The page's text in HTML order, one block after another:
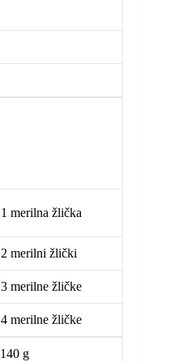
1 merilna žlička
2 merilni žlički
3 merilne žličke
4 merilne žličke
140 g